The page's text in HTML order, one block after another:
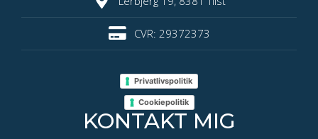
CVR: 29372373
Privatlivspolitik
Cookiepolitik
KONTAKT MIG